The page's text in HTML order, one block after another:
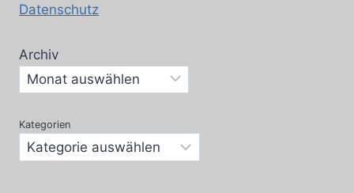
Datenschutz
Archiv
Kategorien